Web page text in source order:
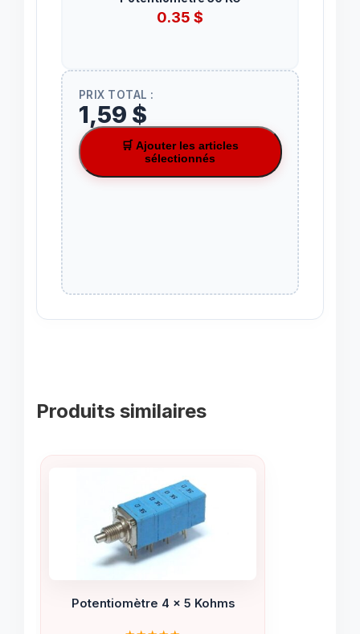
0.35 $
PRIX TOTAL :
1,59 $
🛒 Ajouter les articles
sélectionnés
Produits similaires
Potentiomètre 4 x 5 Kohms